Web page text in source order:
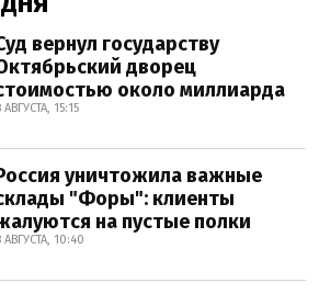
вернул государству
дворец
около миллиарда
АВГУСТА, 15:15
уничтожила важные
"Форы": клиенты
на пустые полки
АВГУСТА, 10:40